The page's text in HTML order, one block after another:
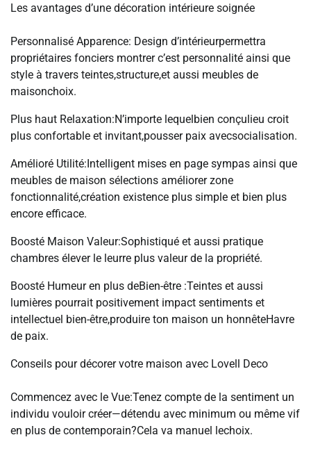
Les avantages d’une décoration intérieure soignée
Personnalisé Apparence: Design d’intérieurpermettra
propriétaires fonciers montrer c’est personnalité ainsi que
style à travers teintes,structure,et aussi meubles de
maisonchoix.
Plus haut Relaxation:N’importe lequelbien conçulieu croit
plus confortable et invitant,pousser paix avecsocialisation.
Amélioré Utilité:Intelligent mises en page sympas ainsi que
meubles de maison sélections améliorer zone
fonctionnalité,création existence plus simple et bien plus
encore efficace.
Boosté Maison Valeur:Sophistiqué et aussi pratique
chambres élever le leurre plus valeur de la propriété.
Boosté Humeur en plus deBien-être :Teintes et aussi
lumières pourrait positivement impact sentiments et
intellectuel bien-être,produire ton maison un honnêteHavre
de paix.
Conseils pour décorer votre maison avec Lovell Deco
Commencez avec le Vue:Tenez compte de la sentiment un
individu vouloir créer—détendu avec minimum ou même vif
en plus de contemporain?Cela va manuel lechoix.